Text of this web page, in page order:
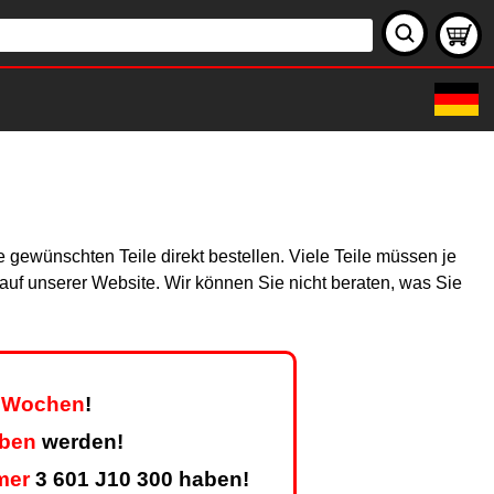
Teile direkt bestellen. Viele Teile müssen je
unserer Website. Wir können Sie nicht beraten, was Sie
!
werden!
3 601 J10 300 haben!